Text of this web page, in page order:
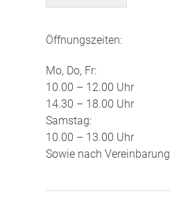
Öffnungszeiten:
Mo, Do, Fr:
10.00 – 12.00 Uhr
14.30 – 18.00 Uhr
Samstag:
10.00 – 13.00 Uhr
Sowie nach Vereinbarung